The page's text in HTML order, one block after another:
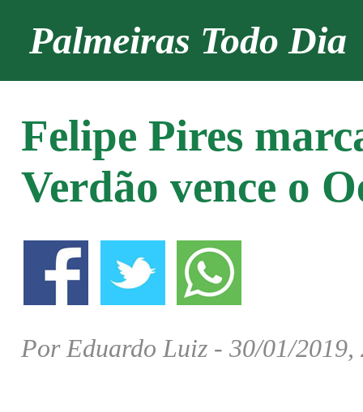
Palmeiras Todo Dia
Felipe Pires
Verdão vence o
Por Eduardo Luiz - 30/01/2019,